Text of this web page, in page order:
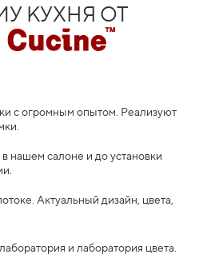
КУХНЯ ОТ
с огромным опытом. Реализуют
нашем салоне и до установки
Актуальный дизайн, цвета,
и лаборатория цвета.